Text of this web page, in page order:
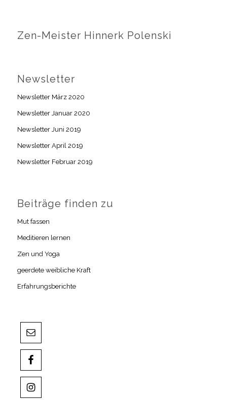
Zen-Meister Hinnerk Polenski
Newsletter
Newsletter März 2020
Newsletter Januar 2020
Newsletter Juni 2019
Newsletter April 2019
Newsletter Februar 2019
Beiträge finden zu
Mut fassen
Meditieren lernen
Zen und Yoga
geerdete weibliche Kraft
Erfahrungsberichte